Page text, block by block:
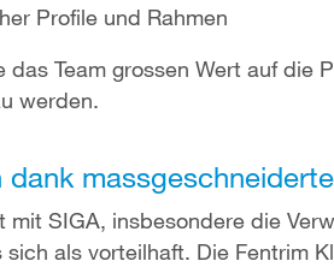
Profile und Rahmen
das Team grossen Wert auf die
werden.
dank
mit SIGA, insbesondere die
sich als vorteilhaft. Die Fentrim